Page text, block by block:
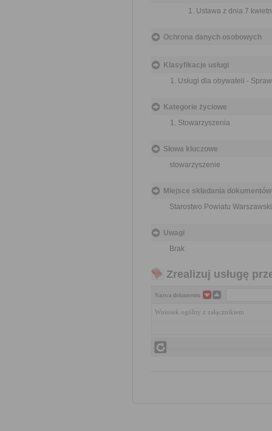
Ustawa z dnia 7
Ochrona danych osobowych
Klasyfikacje usługi
Usługi dla obywateli -
Kategorie życiowe
Stowarzyszenia
Słowa kluczowe
stowarzyszenie
Miejsce składania dokumentów
Starostwo Powiatu
Uwagi
Brak
Zrealizuj usługę
Nazwa dokumentu
Wniosek ogólny z załącznikiem